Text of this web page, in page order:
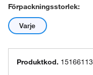
Förpackningsstorlek:
Varje
Produktkod. 15166113